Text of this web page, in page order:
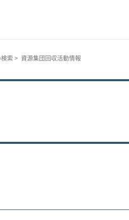
索 > 資源集団回収活動情報